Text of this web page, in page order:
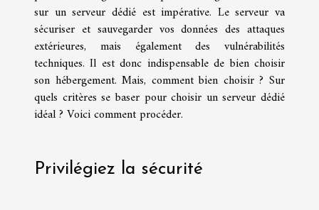
sur un serveur dédié est impérative. Le serveur va
sécuriser et sauvegarder vos données des attaques
extérieures, mais également des vulnérabilités
techniques. Il est donc indispensable de bien choisir
son hébergement. Mais, comment bien choisir ? Sur
quels critères se baser pour choisir un serveur dédié
idéal ? Voici comment procéder.
Privilégiez la sécurité